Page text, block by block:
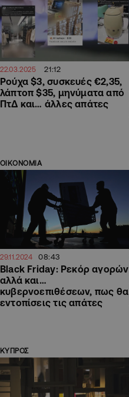
22.03.2025 21:12
Ρούχα $3, συσκευές €2,35,
λάπτοπ $35, μηνύματα από
ΠτΔ και… άλλες απάτες
ΟΙΚΟΝΟΜΙΑ
29.11.2024 08:43
Black Friday: Ρεκόρ αγορών
αλλά και…
κυβερνοεπιθέσεων, πως θα
εντοπίσεις τις απάτες
ΚΥΠΡΟΣ